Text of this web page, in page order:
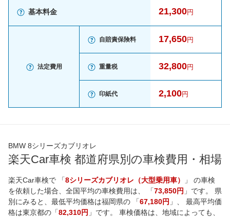
基本料金 21,300円
法定費用
自賠責保険料 17,650円
重量税 32,800円
印紙代 2,100円
BMW 8シリーズカブリオレ
楽天Car車検 都道府県別の車検費用・相場
楽天Car車検で 「8シリーズカブリオレ（大型乗用車）
」 の車検
を依頼した場合、全国平均の車検費用は、 「73,850円 」です。 県
別にみると、最低平均価格は福岡県の 「67,180円 」、 最高平均価
格は東京都の「82,310円 」です。 車検価格は、地域によっても、